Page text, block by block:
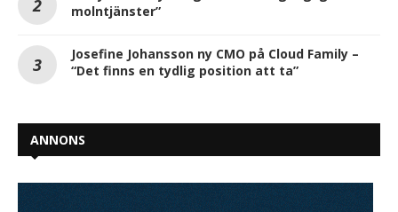
molntjänster”
Josefine Johansson ny CMO på Cloud Family –
“Det finns en tydlig position att ta”
ANNONS